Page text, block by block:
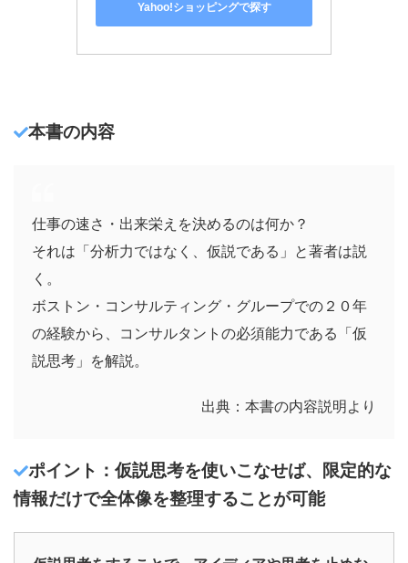
Yahoo!ショッピングで探す
本書の内容
仕事の速さ・出来栄えを決めるのは何か？
それは「分析力ではなく、仮説である」と著者は説
く。
ボストン・コンサルティング・グループでの２０年
の経験から、コンサルタントの必須能力である「仮
説思考」を解説。
出典：本書の内容説明より
ポイント：仮説思考を使いこなせば、限定的な
情報だけで全体像を整理することが可能